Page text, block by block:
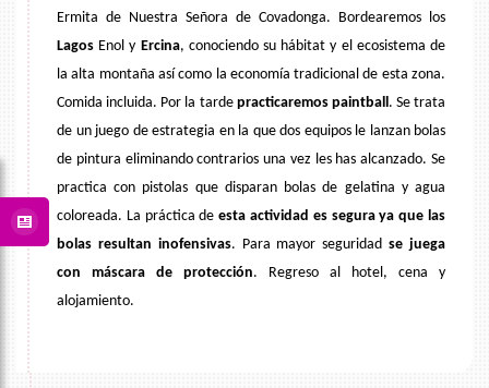
Ermita de Nuestra Señora de Covadonga. Bordearemos los
Lagos Enol y Ercina, conociendo su hábitat y el ecosistema de
la alta montaña así como la economía tradicional de esta zona.
Comida incluida. Por la tarde practicaremos paintball. Se trata
de un juego de estrategia en la que dos equipos le lanzan bolas
de pintura eliminando contrarios una vez les has alcanzado. Se
practica con pistolas que disparan bolas de gelatina y agua
coloreada. La práctica deesta actividad es segura ya que las
bolas resultan inofensivas. Para mayor seguridadse juega
con máscara de protección. Regreso al hotel, cena y
alojamiento.